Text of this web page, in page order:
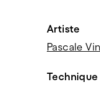
Artiste
Pascale
Technique